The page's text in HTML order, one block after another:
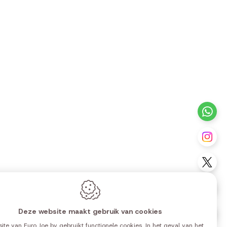
Deze website maakt gebruik van cookies